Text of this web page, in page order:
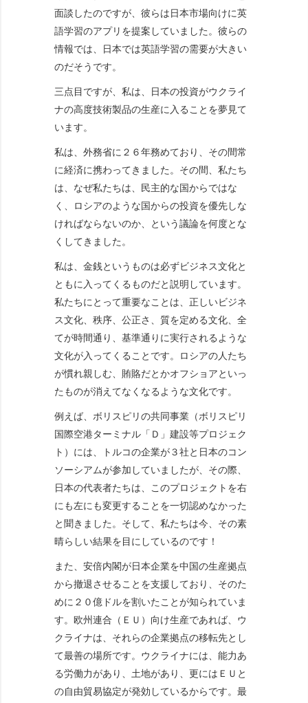
面談したのですが、彼らは日本市場向けに英
語学習のアプリを提案していました。彼らの
情報では、日本では英語学習の需要が大きい
のだそうです。
三点目ですが、私は、日本の投資がウクライ
ナの高度技術製品の生産に入ることを夢見て
います。
私は、外務省に２６年務めており、その間常
に経済に携わってきました。その間、私たち
は、なぜ私たちは、民主的な国からではな
く、ロシアのような国からの投資を優先しな
ければならないのか、という議論を何度とな
くしてきました。
私は、金銭というものは必ずビジネス文化と
ともに入ってくるものだと説明しています。
私たちにとって重要なことは、正しいビジネ
ス文化、秩序、公正さ、質を定める文化、全
てが時間通り、基準通りに実行されるような
文化が入ってくることです。ロシアの人たち
が慣れ親しむ、賄賂だとかオフショアといっ
たものが消えてなくなるような文化です。
例えば、ボリスピリの共同事業（ボリスピリ
国際空港ターミナル「Ｄ」建設等プロジェク
ト）には、トルコの企業が３社と日本のコン
ソーシアムが参加していましたが、その際、
日本の代表者たちは、このプロジェクトを右
にも左にも変更することを一切認めなかった
と聞きました。そして、私たちは今、その素
晴らしい結果を目にしているのです！
また、安倍内閣が日本企業を中国の生産拠点
から撤退させることを支援しており、そのた
めに２０億ドルを割いたことが知られていま
す。欧州連合（ＥＵ）向け生産であれば、ウ
クライナは、それらの企業拠点の移転先とし
て最善の場所です。ウクライナには、能力あ
る労働力があり、土地があり、更にはＥＵと
の自由貿易協定が発効しているからです。最